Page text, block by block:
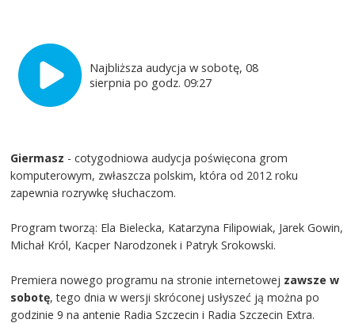
Najbliższa audycja w sobotę, 08
sierpnia po godz. 09:27
Giermasz - cotygodniowa audycja poświęcona grom
komputerowym, zwłaszcza polskim, która od 2012 roku
zapewnia rozrywkę słuchaczom.
Program tworzą: Ela Bielecka, Katarzyna Filipowiak, Jarek Gowin,
Michał Król, Kacper Narodzonek i Patryk Srokowski.
Premiera nowego programu na stronie internetowej zawsze w
sobotę, tego dnia w wersji skróconej usłyszeć ją można po
godzinie 9 na antenie Radia Szczecin i Radia Szczecin Extra.